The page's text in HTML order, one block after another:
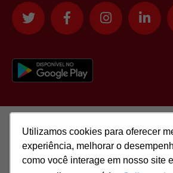
Utilizamos cookies para oferecer
experiência, melhorar o
como você interage em nosso site e
Utilizamos cookies para oferecer
experiência, melhorar o
como você interage em nosso site e